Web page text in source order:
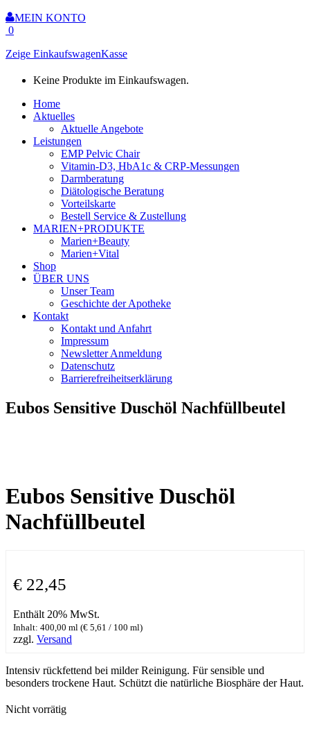
MEIN KONTO
0
Zeige EinkaufswagenKasse
Keine Produkte im Einkaufswagen.
Home
Aktuelles
Aktuelle Angebote
Leistungen
EMP Pelvic Chair
Vitamin-D3, HbA1c & CRP-Messungen
Darmberatung
Diätologische Beratung
Vorteilskarte
Bestell Service & Zustellung
MARIEN+PRODUKTE
Marien+Beauty
Marien+Vital
Shop
ÜBER UNS
Unser Team
Geschichte der Apotheke
Kontakt
Kontakt und Anfahrt
Impressum
Newsletter Anmeldung
Datenschutz
Barrierefreiheitserklärung
Eubos Sensitive Duschöl Nachfüllbeutel
Eubos Sensitive Duschöl
Nachfüllbeutel
€ 22,45
Enthält 20% MwSt.
Inhalt: 400,00 ml (€ 5,61 / 100 ml)
zzgl. Versand
Intensiv rückfettend bei milder Reinigung. Für sensible und
besonders trockene Haut. Schützt die natürliche Biosphäre der Haut.
Nicht vorrätig